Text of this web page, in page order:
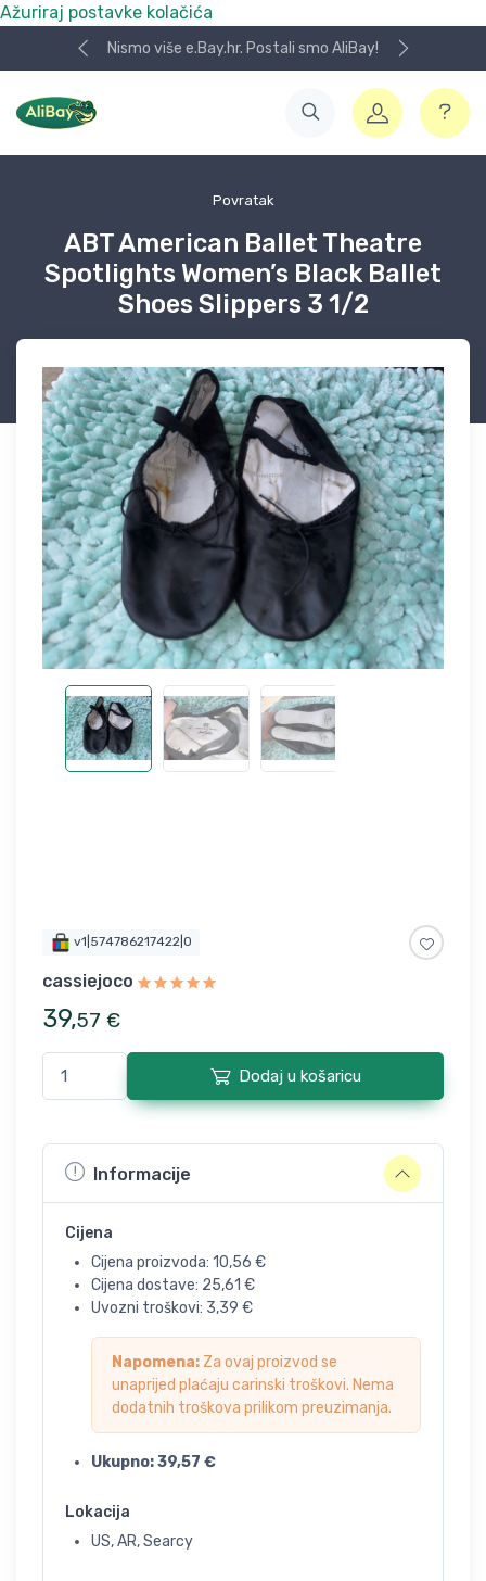
Ažuriraj postavke kolačića
Nismo više e.Bay.hr. Postali smo AliBay!
Povratak
ABT American Ballet Theatre
Spotlights Women’s Black Ballet
Shoes Slippers 3 1/2
v1|574786217422|0
cassiejoco
39,57 €
Dodaj u košaricu
Informacije
Cijena
Cijena proizvoda: 10,56 €
Cijena dostave: 25,61 €
Uvozni troškovi: 3,39 €
Napomena: Za ovaj proizvod se
unaprijed plaćaju carinski troškovi. Nema
dodatnih troškova prilikom preuzimanja.
Ukupno:39,57 €
Lokacija
US, AR, Searcy